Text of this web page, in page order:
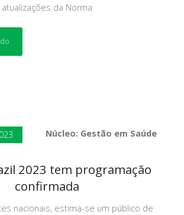
atualizações da Norma
Núcleo: Gestão em Saúde
2023 tem programação
confirmada
nacionais, estima-se um público de